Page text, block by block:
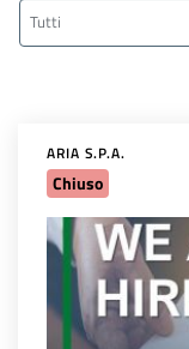
Tutti
ARIA S.P.A.
Chiuso